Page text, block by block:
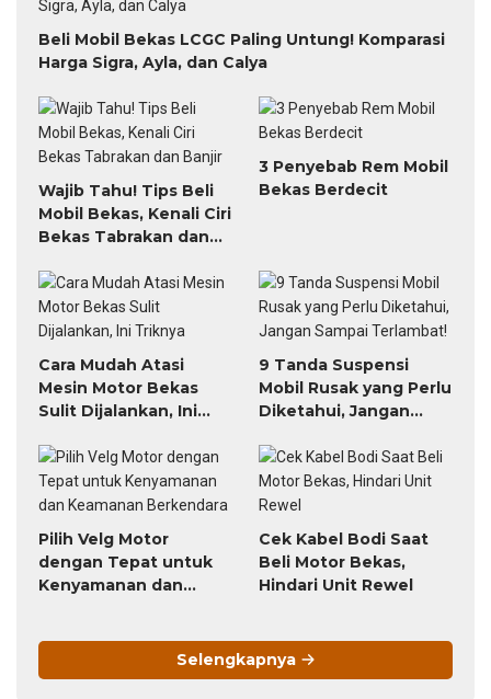
Beli Mobil Bekas LCGC Paling Untung! Komparasi
Harga Sigra, Ayla, dan Calya
Wajib Tahu! Tips Beli
Mobil Bekas, Kenali Ciri
Bekas Tabrakan dan
3 Penyebab Rem Mobil
Bekas Berdecit
Cara Mudah Atasi
Mesin Motor Bekas
Sulit Dijalankan, Ini
9 Tanda Suspensi
Mobil Rusak yang Perlu
Diketahui, Jangan
Pilih Velg Motor
dengan Tepat untuk
Kenyamanan dan
Cek Kabel Bodi Saat
Beli Motor Bekas,
Hindari Unit Rewel
Selengkapnya